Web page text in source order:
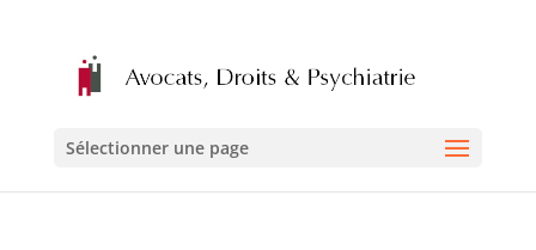
Sélectionner une page